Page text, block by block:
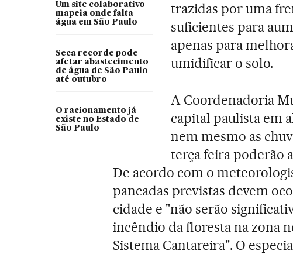
Um site colaborativo
mapeia onde falta
água em São Paulo
Seca recorde pode
afetar abastecimento
de água de São Paulo
até outubro
O racionamento já
existe no Estado de
São Paulo
trazidas por uma
suficientes para
apenas para
umidificar o solo.
A Coordenadoria
capital paulista em
nem mesmo as
terça feira poderão
De acordo com o
pancadas previstas devem
cidade e "não serão
incêndio da floresta na zona
Sistema Cantareira". O